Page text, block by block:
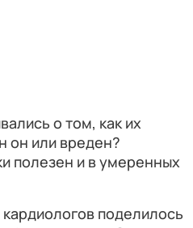
о том, как их
он или вреден?
полезен и в умеренных
поделилось